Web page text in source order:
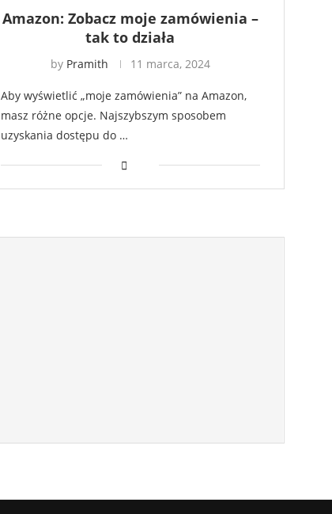
Amazon: Zobacz moje zamówienia –
tak to działa
by Pramith 11 marca, 2024
Aby wyświetlić „moje zamówienia” na Amazon,
masz różne opcje. Najszybszym sposobem
uzyskania dostępu do …